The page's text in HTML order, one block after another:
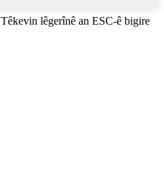
Têkevin lêgerînê an ESC-ê bigire